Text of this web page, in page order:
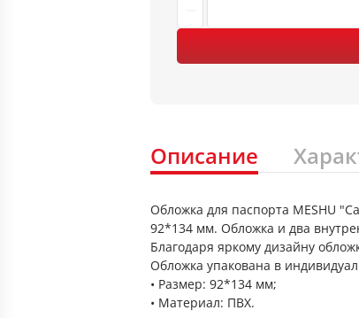
Описание
Обложка для паспорта MESHU
92*134 мм. Обложка и два
Благодаря яркому дизайну
Обложка упакована в
• Размер: 92*134 мм;
• Материал: ПВХ.